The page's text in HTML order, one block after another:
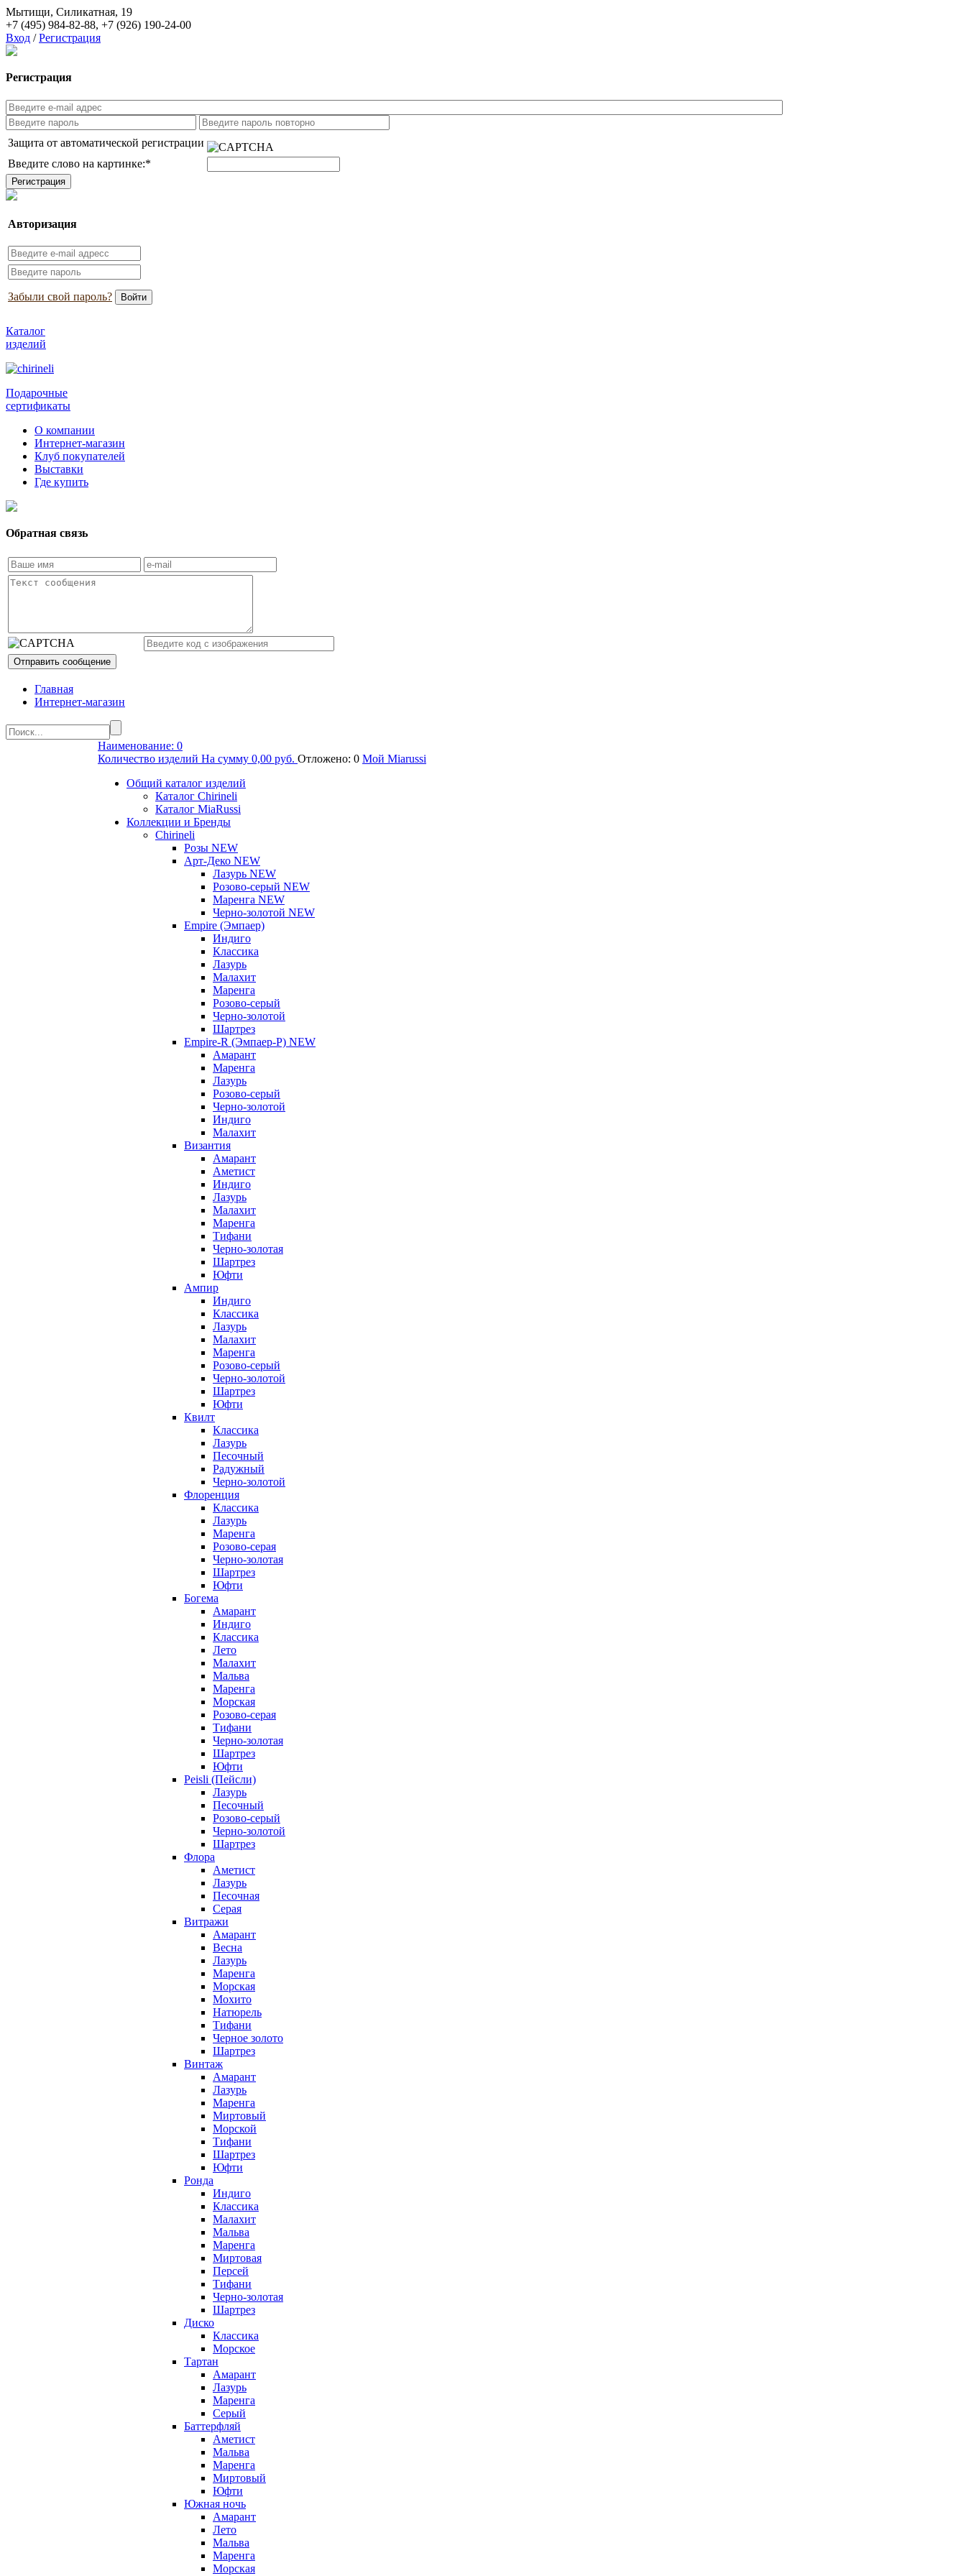
Мытищи, Силикатная, 19
+7 (495) 984-82-88, +7 (926) 190-24-00
Вход / Регистрация
Регистрация
Защита от автоматической регистрации
Введите слово на картинке:*
Авторизация
Забыли свой пароль?
Каталог
изделий
Подарочные
сертификаты
О компании
Интернет-магазин
Клуб покупателей
Выставки
Где купить
Обратная связь
Главная
Интернет-магазин
Наименование: 0
Количество изделий На сумму 0,00 руб. Отложено: 0 Мой Miarussi
Общий каталог изделий
Каталог Chirineli
Каталог MiaRussi
Коллекции и Бренды
Chirineli
Розы NEW
Арт-Деко NEW
Лазурь NEW
Розово-серый NEW
Маренга NEW
Черно-золотой NEW
Empire (Эмпаер)
Индиго
Классика
Лазурь
Малахит
Маренга
Розово-серый
Черно-золотой
Шартрез
Empire-R (Эмпаер-P) NEW
Амарант
Маренга
Лазурь
Розово-серый
Черно-золотой
Индиго
Малахит
Византия
Амарант
Аметист
Индиго
Лазурь
Малахит
Маренга
Тифани
Черно-золотая
Шартрез
Юфти
Ампир
Индиго
Классика
Лазурь
Малахит
Маренга
Розово-серый
Черно-золотой
Шартрез
Юфти
Квилт
Классика
Лазурь
Песочный
Радужный
Черно-золотой
Флоренция
Классика
Лазурь
Маренга
Розово-серая
Черно-золотая
Шартрез
Юфти
Богема
Амарант
Индиго
Классика
Лето
Малахит
Мальва
Маренга
Морская
Розово-серая
Тифани
Черно-золотая
Шартрез
Юфти
Peisli (Пейсли)
Лазурь
Песочный
Розово-серый
Черно-золотой
Шартрез
Флора
Аметист
Лазурь
Песочная
Серая
Витражи
Амарант
Весна
Лазурь
Маренга
Морская
Мохито
Натюрель
Тифани
Черное золото
Шартрез
Винтаж
Амарант
Лазурь
Маренга
Миртовый
Морской
Тифани
Шартрез
Юфти
Ронда
Индиго
Классика
Малахит
Мальва
Маренга
Миртовая
Персей
Тифани
Черно-золотая
Шартрез
Диско
Классика
Морское
Тартан
Амарант
Лазурь
Маренга
Серый
Баттерфляй
Аметист
Мальва
Маренга
Миртовый
Юфти
Южная ночь
Амарант
Лето
Мальва
Маренга
Морская